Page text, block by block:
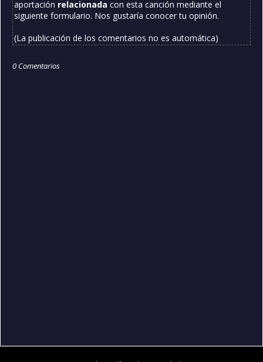
aportación relacionada con esta canción mediante el
siguiente formulario. Nos gustaría conocer tu opinión.
(La publicación de los comentarios no es automática)
0 Comentarios